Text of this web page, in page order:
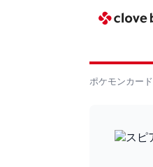
ポケモンカード